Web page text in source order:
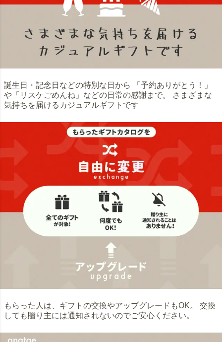
誕生日・記念日などの特別な日から 「予約ありがとう！」
や「リスケごめんね」などの日常の感謝まで。 さまざまな
気持ちを届けるカジュアルギフトです
もらった人は、ギフトの交換やアップグレードもOK。 交換
しても贈り主には通知されないのでご安心ください。